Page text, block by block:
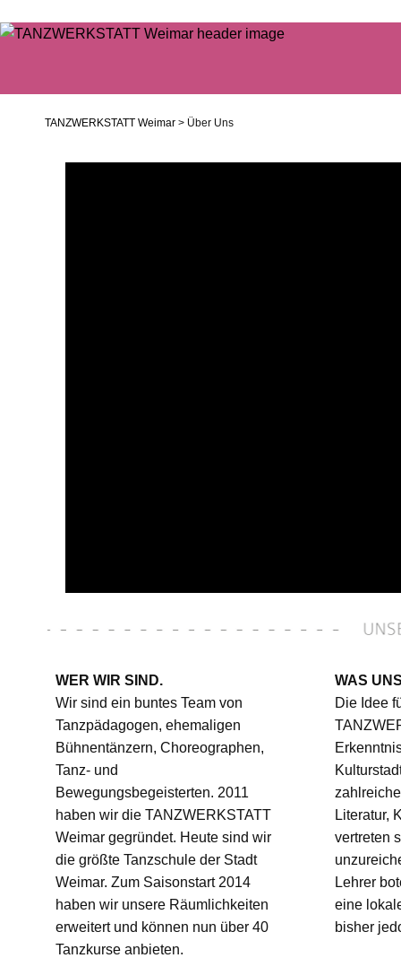
TANZWERKSTATT Weimar > Über Uns
WER WIR SIND.
Wir sind ein buntes Team von
Tanzpädagogen, ehemaligen
Bühnentänzern, Choreographen,
Tanz- und
Bewegungsbegeisterten. 2011
haben wir die TANZWERKSTATT
Weimar gegründet. Heute sind wir
die größte Tanzschule der Stadt
Weimar. Zum Saisonstart 2014
haben wir unsere Räumlichkeiten
erweitert und können nun über 40
Tanzkurse anbieten.
WAS
Die Idee
Literatur,
vertreten
Lehrer
eine
bisher